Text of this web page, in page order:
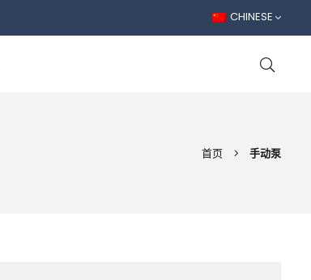
CHINESE
首页 手动泵